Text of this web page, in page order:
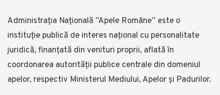
Administrația Națională ”Apele Române” este o
instituție publică de interes național cu personalitate
juridică, finanţată din venituri proprii, aflată în
coordonarea autorității publice centrale din domeniul
apelor, respectiv Ministerul Mediului, Apelor și Padurilor.